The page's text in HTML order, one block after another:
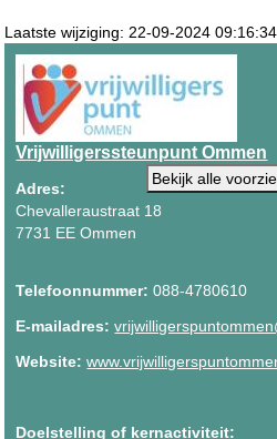
Laatste wijziging: 22-09-2024 09:16:34
Vrijwilligerssteunpunt Ommen
Bekijk alle
Adres:
Chevalleraustraat 18
7731 EE Ommen
Telefoonnummer: 088-4780610
E-mailadres:
Website:
Doelstelling of kernactiviteit: